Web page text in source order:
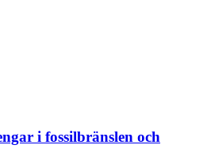
i fossilbränslen och